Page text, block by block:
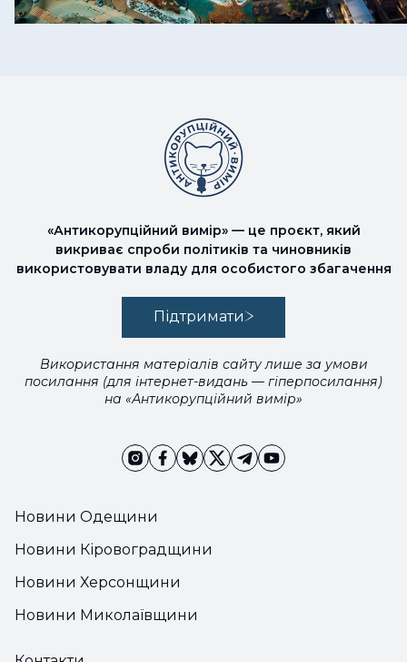
Новини Одещини
Новини Кіровоградщини
Новини Херсонщини
Новини Миколаївщини
«Антикорупційний вимір» — це проєкт, який
викриває спроби політиків та чиновників
використовувати владу для особистого збагачення
Підтримати
Використання матеріалів сайту лише за умови
посилання (для інтернет-видань — гіперпосилання)
на «Антикорупційний вимір»